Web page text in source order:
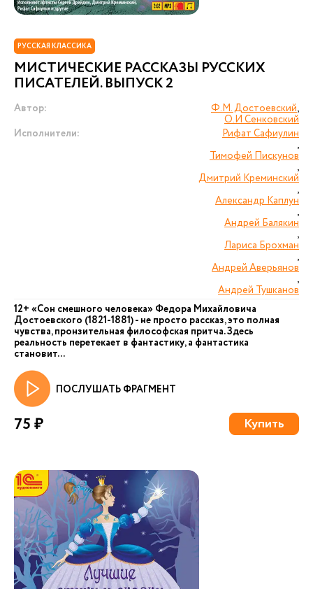
РУССКАЯ КЛАССИКА
МИСТИЧЕСКИЕ РАССКАЗЫ РУССКИХ
ПИСАТЕЛЕЙ. ВЫПУСК 2
Автор: Ф.М. Достоевский,
О.И Сенковский
Исполнители:
Рифат Сафиулин
,
Тимофей Пискунов
,
Дмитрий Креминский
,
Александр Каплун
,
Андрей Балякин
,
Лариса Брохман
,
Андрей Аверьянов
,
Андрей Тушканов
12+ «Сон смешного человека» Федора Михайловича
Достоевского (1821-1881) - не просто рассказ, это полная
чувства, пронзительная философская притча. Здесь
реальность перетекает в фантастику, а фантастика
становит...
ПОСЛУШАТЬ ФРАГМЕНТ
75 ₽ Купить